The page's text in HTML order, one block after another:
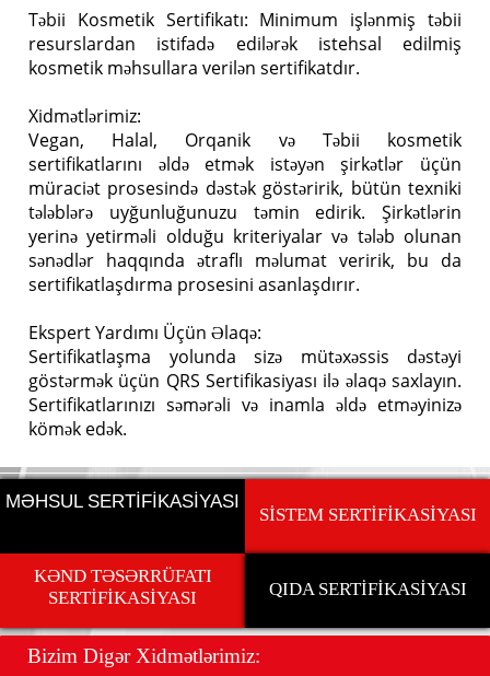
Təbii Kosmetik Sertifikatı: Minimum işlənmiş təbii
resurslardan istifadə edilərək istehsal edilmiş
kosmetik məhsullara verilən sertifikatdır.
Xidmətlərimiz:
Vegan, Halal, Orqanik və Təbii kosmetik
sertifikatlarını əldə etmək istəyən şirkətlər üçün
müraciət prosesində dəstək göstəririk, bütün texniki
tələblərə uyğunluğunuzu təmin edirik. Şirkətlərin
yerinə yetirməli olduğu kriteriyalar və tələb olunan
sənədlər haqqında ətraflı məlumat veririk, bu da
sertifikatlaşdırma prosesini asanlaşdırır.
Ekspert Yardımı Üçün Əlaqə:
Sertifikatlaşma yolunda sizə mütəxəssis dəstəyi
göstərmək üçün QRS Sertifikasiyası ilə əlaqə saxlayın.
Sertifikatlarınızı səmərəli və inamla əldə etməyinizə
kömək edək.
MƏHSUL SERTİFİKASİYASI
SİSTEM SERTİFİKASİYASI
KƏND TƏSƏRRÜFATI
SERTİFİKASİYASI
QIDA SERTİFİKASİYASI
Bizim Digər Xidmətlərimiz: